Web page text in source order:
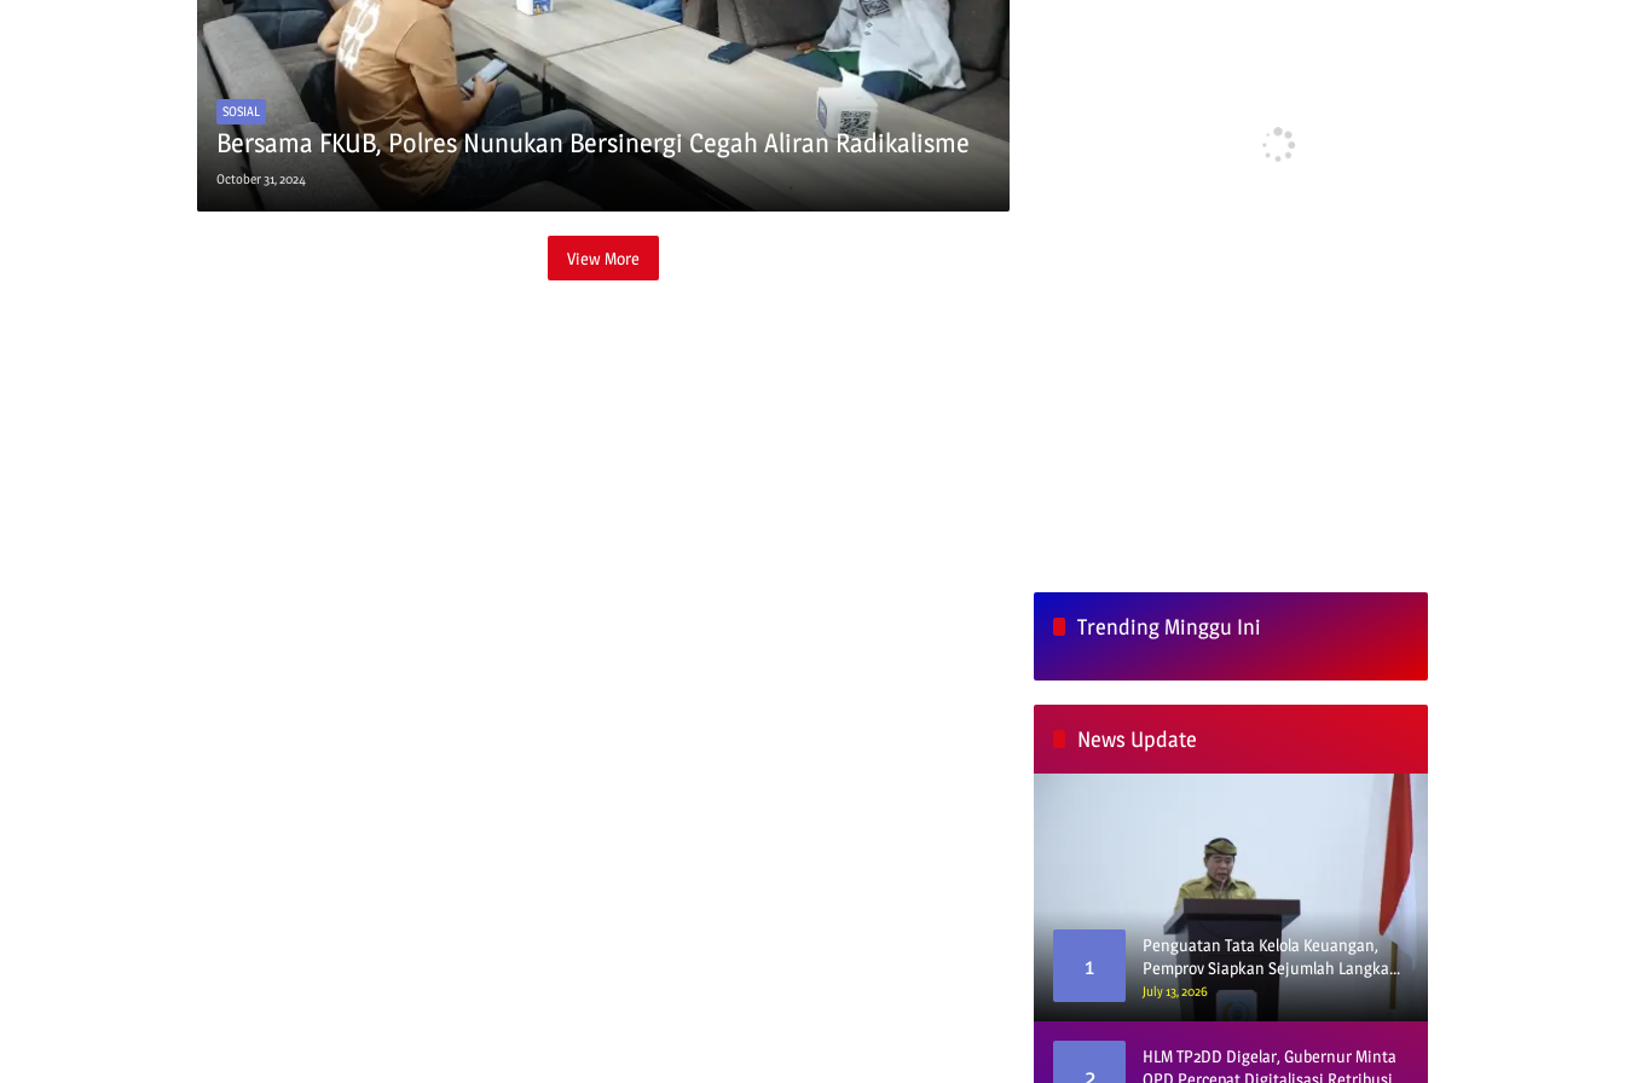
SOSIAL
Bersama FKUB, Polres Nunukan Bersinergi Cegah Aliran Radikalisme
October 31, 2024
View More
Trending Minggu Ini
News Update
1
Penguatan Tata Kelola Keuangan,
Pemprov Siapkan Sejumlah Langkah
Strategis
July 13, 2026
2
HLM TP2DD Digelar, Gubernur Minta
OPD Percepat Digitalisasi Retribusi